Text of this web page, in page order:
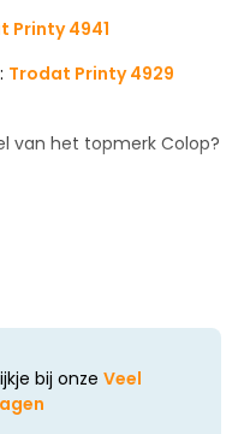
4941
Trodat Printy 4929
van het topmerk Colop?
bij onze Veel